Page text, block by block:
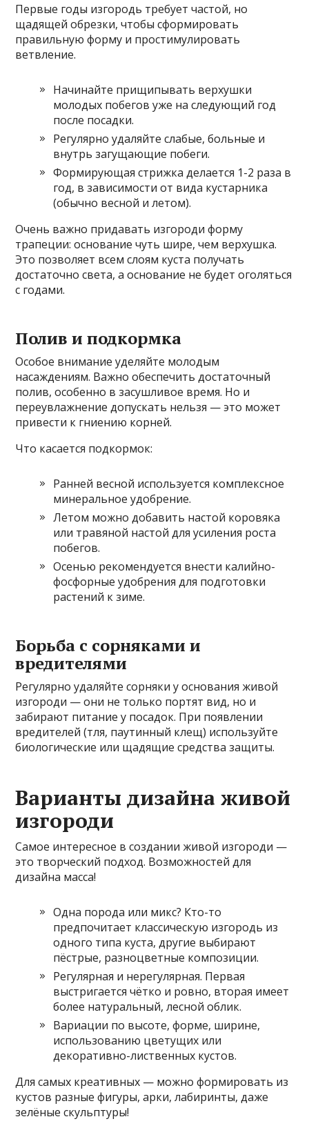
Первые годы изгородь требует частой, но
щадящей обрезки, чтобы сформировать
правильную форму и простимулировать
ветвление.
Начинайте прищипывать верхушки
молодых побегов уже на следующий год
после посадки.
Регулярно удаляйте слабые, больные и
внутрь загущающие побеги.
Формирующая стрижка делается 1-2 раза в
год, в зависимости от вида кустарника
(обычно весной и летом).
Очень важно придавать изгороди форму
трапеции: основание чуть шире, чем верхушка.
Это позволяет всем слоям куста получать
достаточно света, а основание не будет оголяться
с годами.
Полив и подкормка
Особое внимание уделяйте молодым
насаждениям. Важно обеспечить достаточный
полив, особенно в засушливое время. Но и
переувлажнение допускать нельзя — это может
привести к гниению корней.
Что касается подкормок:
Ранней весной используется комплексное
минеральное удобрение.
Летом можно добавить настой коровяка
или травяной настой для усиления роста
побегов.
Осенью рекомендуется внести калийно-
фосфорные удобрения для подготовки
растений к зиме.
Борьба с сорняками и
вредителями
Регулярно удаляйте сорняки у основания живой
изгороди — они не только портят вид, но и
забирают питание у посадок. При появлении
вредителей (тля, паутинный клещ) используйте
биологические или щадящие средства защиты.
Варианты дизайна живой
изгороди
Самое интересное в создании живой изгороди —
это творческий подход. Возможностей для
дизайна масса!
Одна порода или микс? Кто-то
предпочитает классическую изгородь из
одного типа куста, другие выбирают
пёстрые, разноцветные композиции.
Регулярная и нерегулярная. Первая
выстригается чётко и ровно, вторая имеет
более натуральный, лесной облик.
Вариации по высоте, форме, ширине,
использованию цветущих или
декоративно-лиственных кустов.
Для самых креативных — можно формировать из
кустов разные фигуры, арки, лабиринты, даже
зелёные скульптуры!